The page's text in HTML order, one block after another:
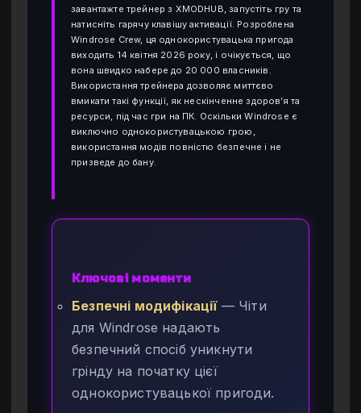
завантажте трейнер з XMODHUB, запустіть гру та
натисніть гарячу клавішу активації. Розроблена
Windrose Crew, ця однокористувацька пригода
виходить 14 квітня 2026 року, і очікується, що
вона швидко набере до 20 000 власників.
Використання трейнера дозволяє миттєво
вмикати такі функції, як нескінченне здоров’я та
ресурси, під час гри на ПК. Оскільки Windrose є
виключно однокористувацькою грою,
використання модів повністю безпечне і не
призведе до бану.
Ключові моменти
Безпечні модифікації— Чіти
для Windrose надають
безпечний спосіб уникнути
грінду на початку цієї
однокористувацької пригоди.